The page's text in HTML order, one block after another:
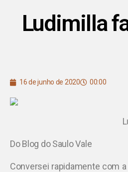
Ludimilla
16 de junho de 2020 00:00
Do Blog do Saulo Vale
Conversei rapidamente com